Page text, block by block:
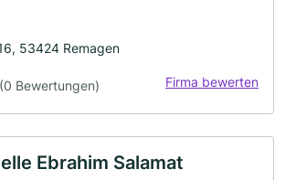
53424 Remagen
(0 Bewertungen) Firma bewerten
Ebrahim Salamat